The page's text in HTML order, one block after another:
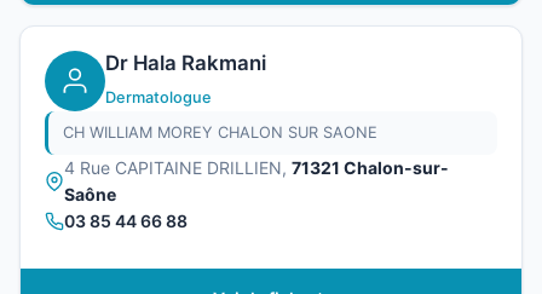
Dr Hala Rakmani
Dermatologue
CH WILLIAM MOREY CHALON SUR SAONE
4 Rue CAPITAINE DRILLIEN, 71321 Chalon-sur-
Saône
03 85 44 66 88